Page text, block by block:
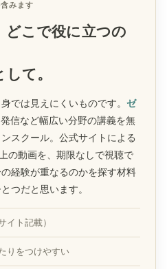
みます
どこで役に立つの
て。
では見えにくいものです。 ゼ
信など幅広い分野の講義を無
スクール。公式サイトによる
の動画を、期限なしで視聴で
経験が重なるのかを探す材料
つだと思います。
イト記載）
りをつけやすい